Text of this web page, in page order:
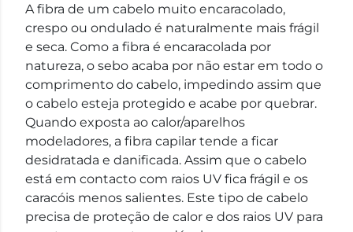
A fibra de um cabelo muito encaracolado,
crespo ou ondulado é naturalmente mais frágil
e seca. Como a fibra é encaracolada por
natureza, o sebo acaba por não estar em todo o
comprimento do cabelo, impedindo assim que
o cabelo esteja protegido e acabe por quebrar.
Quando exposta ao calor/aparelhos
modeladores, a fibra capilar tende a ficar
desidratada e danificada. Assim que o cabelo
está em contacto com raios UV fica frágil e os
caracóis menos salientes. Este tipo de cabelo
precisa de proteção de calor e dos raios UV para